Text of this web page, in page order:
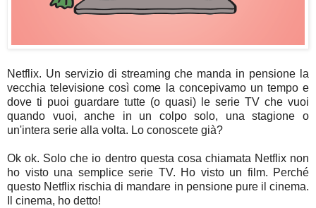
Netflix. Un servizio di streaming che manda in pensione la
vecchia televisione così come la concepivamo un tempo e
dove ti puoi guardare tutte (o quasi) le serie TV che vuoi
quando vuoi, anche in un colpo solo, una stagione o
un'intera serie alla volta. Lo conoscete già?
Ok ok. Solo che io dentro questa cosa chiamata Netflix non
ho visto una semplice serie TV. Ho visto un film. Perché
questo Netflix rischia di mandare in pensione pure il cinema.
Il cinema, ho detto!